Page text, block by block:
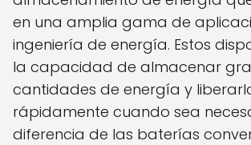
en una amplia gama de
ingeniería de energía. Estos
la capacidad de almacenar
cantidades de energía y
rápidamente cuando sea
diferencia de las baterías